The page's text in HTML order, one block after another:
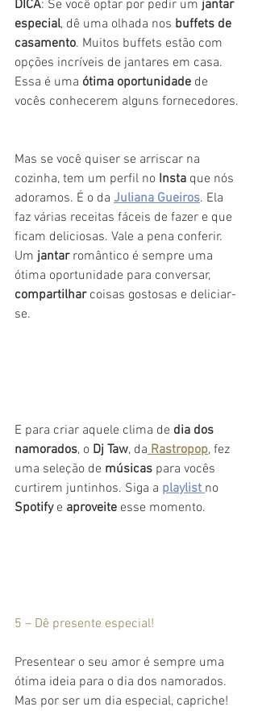
DICA: Se você optar por pedir um jantar
especial, dê uma olhada nos buffets de
casamento. Muitos buffets estão com
opções incríveis de jantares em casa.
Essa é uma ótima oportunidade de
vocês conhecerem alguns fornecedores.
Mas se você quiser se arriscar na
cozinha, tem um perfil no Insta que nós
adoramos. É o da Juliana Gueiros. Ela
faz várias receitas fáceis de fazer e que
ficam deliciosas. Vale a pena conferir.
Um jantar romântico é sempre uma
ótima oportunidade para conversar,
compartilhar coisas gostosas e deliciar-
se.
E para criar aquele clima de dia dos
namorados, o Dj Taw, da Rastropop, fez
uma seleção de músicas para vocês
curtirem juntinhos. Siga a playlist no
Spotify e aproveite esse momento.
5 – Dê presente especial!
Presentear o seu amor é sempre uma
ótima ideia para o dia dos namorados.
Mas por ser um dia especial, capriche!